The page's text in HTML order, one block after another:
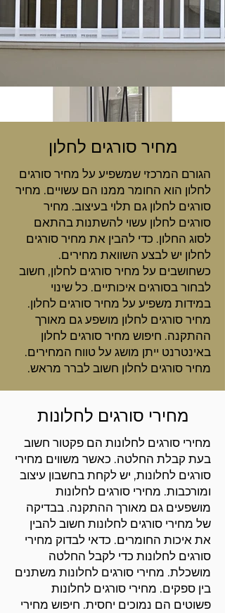
מחיר סורגים לחלון
הגורם המרכזי שמשפיע על מחיר סורגים
לחלון הוא החומר ממנו הם עשויים. מחיר
סורגים לחלון גם תלוי בעיצוב. מחיר
סורגים לחלון עשוי להשתנות בהתאם
לסוג החלון. כדי להבין את מחיר סורגים
לחלון יש לבצע השוואת מחירים.
כשחושבים על מחיר סורגים לחלון, חשוב
לבחור בסורגים איכותיים. כל שינוי
במידות משפיע על מחיר סורגים לחלון.
מחיר סורגים לחלון מושפע גם מאורך
ההתקנה. חיפוש מחיר סורגים לחלון
באינטרנט ייתן מושג על טווח המחירים.
מחיר סורגים לחלון חשוב לברר מראש.
מחירי סורגים לחלונות
מחירי סורגים לחלונות הם פקטור חשוב
בעת קבלת החלטה. כאשר משווים מחירי
סורגים לחלונות, יש לקחת בחשבון עיצוב
ומורכבות. מחירי סורגים לחלונות
מושפעים גם מאורך ההתקנה. בבדיקה
של מחירי סורגים לחלונות חשוב להבין
את איכות החומרים. כדאי לבדוק מחירי
סורגים לחלונות כדי לקבל החלטה
מושכלת. מחירי סורגים לחלונות משתנים
בין ספקים. מחירי סורגים לחלונות
פשוטים הם נמוכים יחסית. חיפוש מחירי